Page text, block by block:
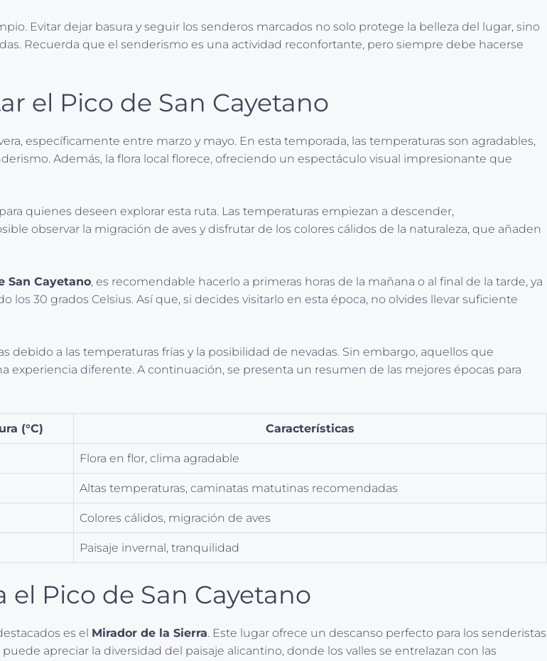
Evitar dejar basura y seguir los senderos marcados no solo protege la belleza del lugar, sino
Recuerda que el senderismo es una actividad reconfortante, pero siempre debe hacerse
el Pico de San Cayetano
específicamente entre marzo y mayo. En esta temporada, las temperaturas son agradables,
Además, la flora local florece, ofreciendo un espectáculo visual impresionante que
quienes deseen explorar esta ruta. Las temperaturas empiezan a descender,
observar la migración de aves y disfrutar de los colores cálidos de la naturaleza, que añaden
San Cayetano, es recomendable hacerlo a primeras horas de la mañana o al final de la tarde, ya
30 grados Celsius. Así que, si decides visitarlo en esta época, no olvides llevar suficiente
a las temperaturas frías y la posibilidad de nevadas. Sin embargo, aquellos que
diferente. A continuación, se presenta un resumen de las mejores épocas para
(°C) Características
Flora en flor, clima agradable
Altas temperaturas, caminatas matutinas recomendadas
Colores cálidos, migración de aves
Paisaje invernal, tranquilidad
Pico de San Cayetano
es el Mirador de la Sierra. Este lugar ofrece un descanso perfecto para los senderistas
apreciar la diversidad del paisaje alicantino, donde los valles se entrelazan con las